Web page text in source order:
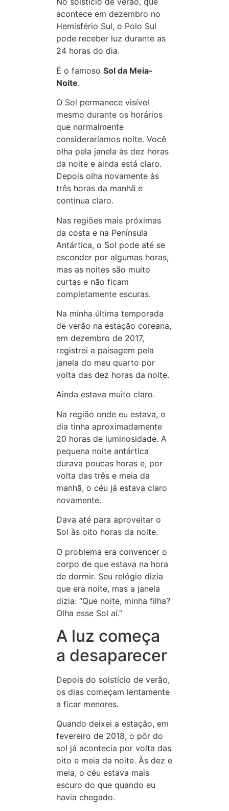
acontece em dezembro no
Hemisfério Sul, o Polo Sul
pode receber luz durante as
24 horas do dia.
É o famoso Sol da Meia-
Noite.
O Sol permanece visível
mesmo durante os horários
que normalmente
consideraríamos noite. Você
olha pela janela às dez horas
da noite e ainda está claro.
Depois olha novamente às
três horas da manhã e
continua claro.
Nas regiões mais próximas
da costa e na Península
Antártica, o Sol pode até se
esconder por algumas horas,
mas as noites são muito
curtas e não ficam
completamente escuras.
Na minha última temporada
de verão na estação coreana,
em dezembro de 2017,
registrei a paisagem pela
janela do meu quarto por
volta das dez horas da noite.
Ainda estava muito claro.
Na região onde eu estava, o
dia tinha aproximadamente
20 horas de luminosidade. A
pequena noite antártica
durava poucas horas e, por
volta das três e meia da
manhã, o céu já estava claro
novamente.
Dava até para aproveitar o
Sol às oito horas da noite.
O problema era convencer o
corpo de que estava na hora
de dormir. Seu relógio dizia
que era noite, mas a janela
dizia: “Que noite, minha filha?
Olha esse Sol aí.”
A luz começa
a desaparecer
Depois do solstício de verão,
os dias começam lentamente
a ficar menores.
Quando deixei a estação, em
fevereiro de 2018, o pôr do
sol já acontecia por volta das
oito e meia da noite. Às dez e
meia, o céu estava mais
escuro do que quando eu
havia chegado.